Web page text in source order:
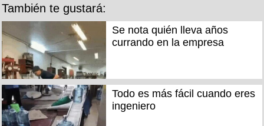
También te gustará:
Se nota quién lleva años
currando en la empresa
Todo es más fácil cuando eres
ingeniero